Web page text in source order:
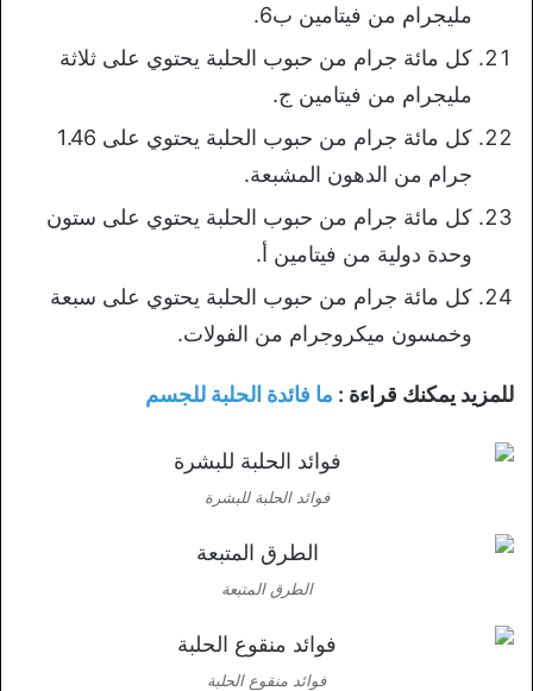
مليجرام من فيتامين ب6.
كل مائة جرام من حبوب الحلبة يحتوي على ثلاثة
مليجرام من فيتامين ج.
كل مائة جرام من حبوب الحلبة يحتوي على 1.46
جرام من الدهون المشبعة.
كل مائة جرام من حبوب الحلبة يحتوي على ستون
وحدة دولية من فيتامين أ.
كل مائة جرام من حبوب الحلبة يحتوي على سبعة
وخمسون ميكروجرام من الفولات.
للمزيد يمكنك قراءة : ما فائدة الحلبة للجسم
فوائد الحلبة للبشرة
الطرق المتبعة
فوائد منقوع الحلبة